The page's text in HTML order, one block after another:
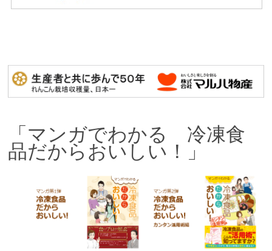
「マンガでわかる 冷凍食
品だからおいしい！」